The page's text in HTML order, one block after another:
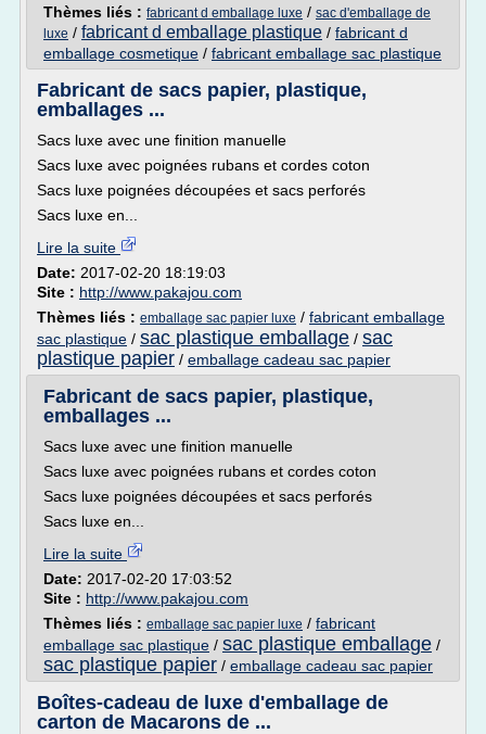
Thèmes liés : fabricant d emballage luxe / sac d'emballage de
luxe / fabricant d emballage plastique / fabricant d
emballage cosmetique / fabricant emballage sac plastique
Fabricant de sacs papier, plastique,
emballages ...
Sacs luxe avec une finition manuelle
Sacs luxe avec poignées rubans et cordes coton
Sacs luxe poignées découpées et sacs perforés
Sacs luxe en...
Lire la suite
Date: 2017-02-20 18:19:03
Site : http://www.pakajou.com
Thèmes liés : emballage sac papier luxe / fabricant emballage
sac plastique / sac plastique emballage / sac
plastique papier / emballage cadeau sac papier
Fabricant de sacs papier, plastique,
emballages ...
Sacs luxe avec une finition manuelle
Sacs luxe avec poignées rubans et cordes coton
Sacs luxe poignées découpées et sacs perforés
Sacs luxe en...
Lire la suite
Date: 2017-02-20 17:03:52
Site : http://www.pakajou.com
Thèmes liés : emballage sac papier luxe / fabricant
emballage sac plastique / sac plastique emballage /
sac plastique papier / emballage cadeau sac papier
Boîtes-cadeau de luxe d'emballage de
carton de Macarons de ...